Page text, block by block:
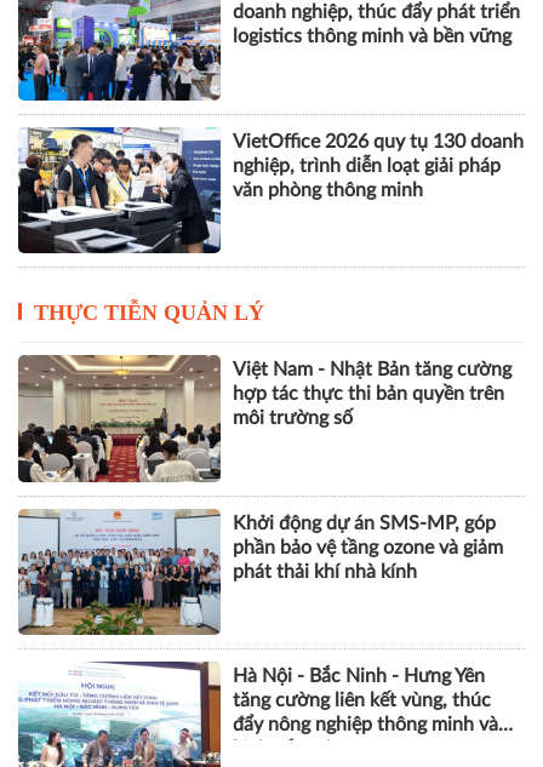
doanh nghiệp, thúc đẩy phát triển
logistics thông minh và bền vững
VietOffice 2026 quy tụ 130 doanh
nghiệp, trình diễn loạt giải pháp
văn phòng thông minh
THỰC TIỄN QUẢN LÝ
Việt Nam - Nhật Bản tăng cường
hợp tác thực thi bản quyền trên
môi trường số
Khởi động dự án SMS-MP, góp
phần bảo vệ tầng ozone và giảm
phát thải khí nhà kính
Hà Nội - Bắc Ninh - Hưng Yên
tăng cường liên kết vùng, thúc
đẩy nông nghiệp thông minh và